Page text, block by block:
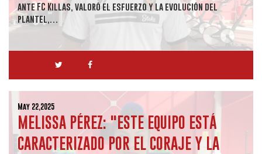
ante FC Killas, valoró el esfuerzo y la evolución del
plantel,…
May 22,2025
MELISSA PÉREZ: "ESTE EQUIPO ESTÁ
CARACTERIZADO POR EL CORAJE Y LA